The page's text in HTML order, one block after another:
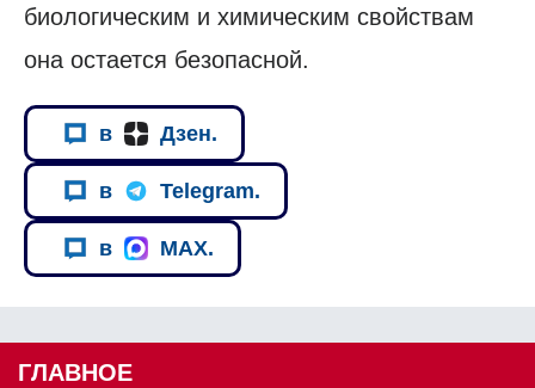
биологическим и химическим свойствам
она остается безопасной.
в Дзен.
в Telegram.
в MAX.
ГЛАВНОЕ